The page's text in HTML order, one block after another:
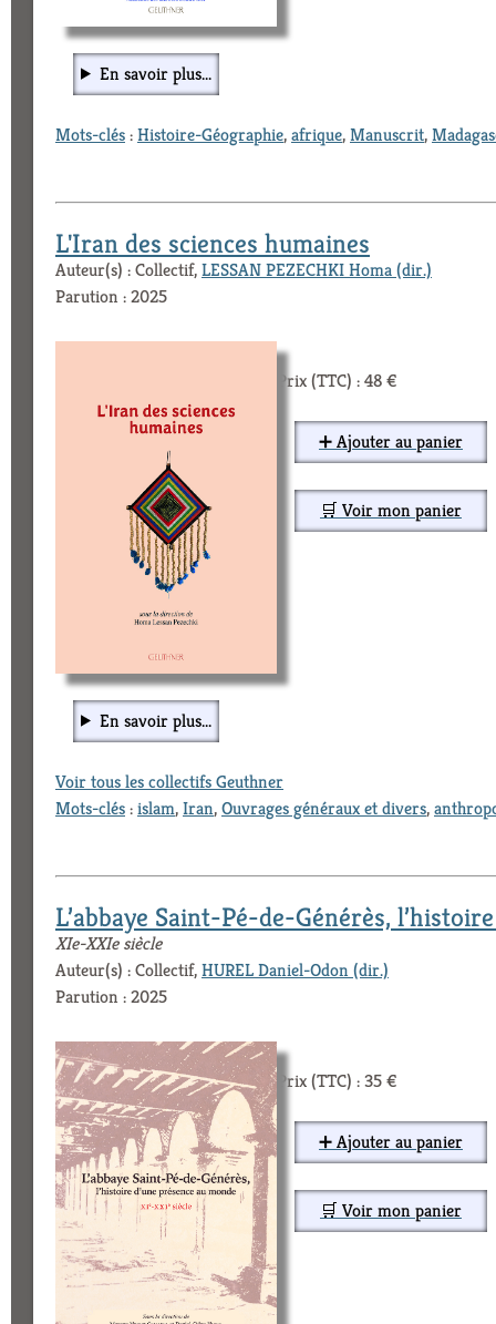
En savoir plus...
Mots-clés:Histoire-Géographie,afrique,Manuscrit,
L'Iran des sciences humaines
Auteur(s) : Collectif,LESSAN PEZECHKI Homa (dir.)
Parution : 2025
Prix (TTC) : 48 €
➕ Ajouter au panier
🛒 Voir mon panier
En savoir plus...
Voir tous les collectifs Geuthner
Mots-clés:islam,Iran,Ouvrages généraux et divers,
L’abbaye Saint-Pé-de-Générès,
XIe-XXIe siècle
Auteur(s) : Collectif,HUREL Daniel-Odon (dir.)
Parution : 2025
Prix (TTC) : 35 €
➕ Ajouter au panier
🛒 Voir mon panier